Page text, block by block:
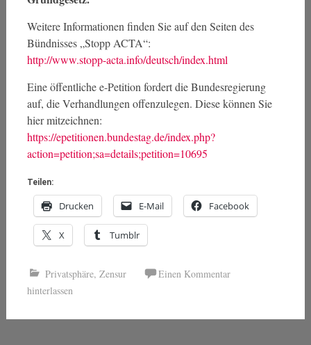
Weitere Informationen finden Sie auf den Seiten des
Bündnisses „Stopp ACTA“:
http://www.stopp-acta.info/deutsch/index.html
Eine öffentliche e-Petition fordert die Bundesregierung
auf, die Verhandlungen offenzulegen. Diese können Sie
hier mitzeichnen:
https://epetitionen.bundestag.de/index.php?
action=petition;sa=details;petition=10695
Teilen:
Drucken E-Mail Facebook
X Tumblr
Privatsphäre, Zensur
Einen Kommentar
hinterlassen